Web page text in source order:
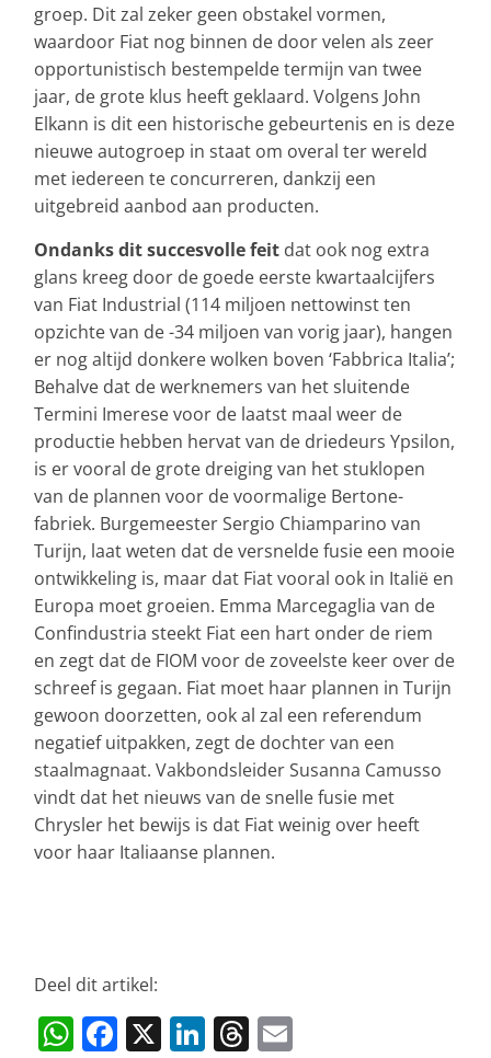
groep. Dit zal zeker geen obstakel vormen,
waardoor Fiat nog binnen de door velen als zeer
opportunistisch bestempelde termijn van twee
jaar, de grote klus heeft geklaard. Volgens John
Elkann is dit een historische gebeurtenis en is deze
nieuwe autogroep in staat om overal ter wereld
met iedereen te concurreren, dankzij een
uitgebreid aanbod aan producten.
Ondanks dit succesvolle feit dat ook nog extra
glans kreeg door de goede eerste kwartaalcijfers
van Fiat Industrial (114 miljoen nettowinst ten
opzichte van de -34 miljoen van vorig jaar), hangen
er nog altijd donkere wolken boven ‘Fabbrica Italia’;
Behalve dat de werknemers van het sluitende
Termini Imerese voor de laatst maal weer de
productie hebben hervat van de driedeurs Ypsilon,
is er vooral de grote dreiging van het stuklopen
van de plannen voor de voormalige Bertone-
fabriek. Burgemeester Sergio Chiamparino van
Turijn, laat weten dat de versnelde fusie een mooie
ontwikkeling is, maar dat Fiat vooral ook in Italië en
Europa moet groeien. Emma Marcegaglia van de
Confindustria steekt Fiat een hart onder de riem
en zegt dat de FIOM voor de zoveelste keer over de
schreef is gegaan. Fiat moet haar plannen in Turijn
gewoon doorzetten, ook al zal een referendum
negatief uitpakken, zegt de dochter van een
staalmagnaat. Vakbondsleider Susanna Camusso
vindt dat het nieuws van de snelle fusie met
Chrysler het bewijs is dat Fiat weinig over heeft
voor haar Italiaanse plannen.
Deel dit artikel:
W F X Li T